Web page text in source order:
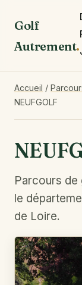
Golf
Autrement.
Accueil /
NEUFGOLF
Parcours de
le
de Loire.